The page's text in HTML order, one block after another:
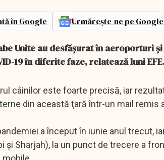
în Google Urmărește-ne pe
Unite au desfăşurat în aeroporturi
19 în diferite faze, relatează luni
câinilor este foarte precisă, iar
din această ţară într-un mail remis
a început în iunie anul trecut,
şi Sharjah), la un punct de trecere a